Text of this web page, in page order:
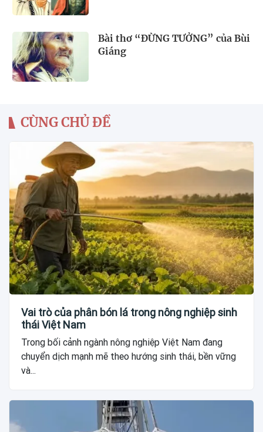
Bài thơ “ĐỪNG TƯỞNG” của Bùi
Giáng
CÙNG CHỦ ĐỀ
Vai trò của phân bón lá trong nông nghiệp sinh
thái Việt Nam
Trong bối cảnh ngành nông nghiệp Việt Nam đang
chuyển dịch mạnh mẽ theo hướng sinh thái, bền vững
và...